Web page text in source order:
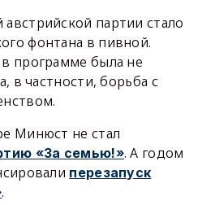
партии стало
фонтана в пивной.
программе была не
в частности, борьба с
Минюст не стал
«За семью!». А годом
перезапуск
.